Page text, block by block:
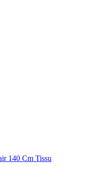
140 Cm Tissu